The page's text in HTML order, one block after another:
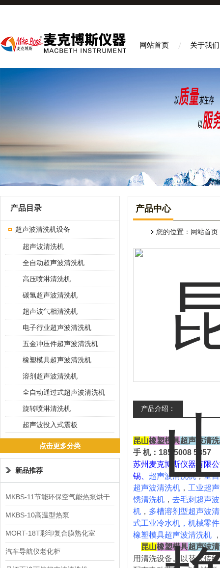
网站首页 关于我们
产品中心
您的位置： 网站首页
产品介绍：
昆山橡塑模具超声波清
手 机：185 5008 5857
苏州麦克博斯仪器有限
锡、 超声波清洗机，全
超声波清洗机 ， 工业超
锈清洗机 ， 去毛刺超声
机 ， 多槽溶剂型超声波
式工业冷水机， 机械零
橡塑模具超声波清洗机
昆山橡塑模具超声波
用清洗设备。以替代传
产品目录
超声波清洗机设备
超声波清洗机
全自动超声波清洗机
高压喷淋清洗机
碳氢超声波清洗机
超声波气相清洗机
电子行业超声波清洗机
五金冲压件超声波清洗机
橡塑模具超声波清洗机
溶剂超声波清洗机
全自动通过式超声波清洗机
旋转喷淋清洗机
超声波投入式震板
点击更多分类
新品推荐
MKBS-11节能环保空气能热泵烘干
机
MKBS-10高温型热泵
MORT-18T彩印复合膜熟化室
汽车导航仪老化柜